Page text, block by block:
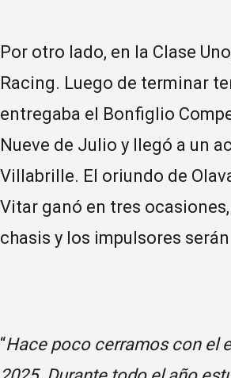
Por otro lado, en la Clase
Racing. Luego de terminar
entregaba el Bonfiglio
Nueve de Julio y llegó a un
Villabrille. El oriundo de
Vitar ganó en tres
chasis y los impulsores
“Hace poco cerramos con el